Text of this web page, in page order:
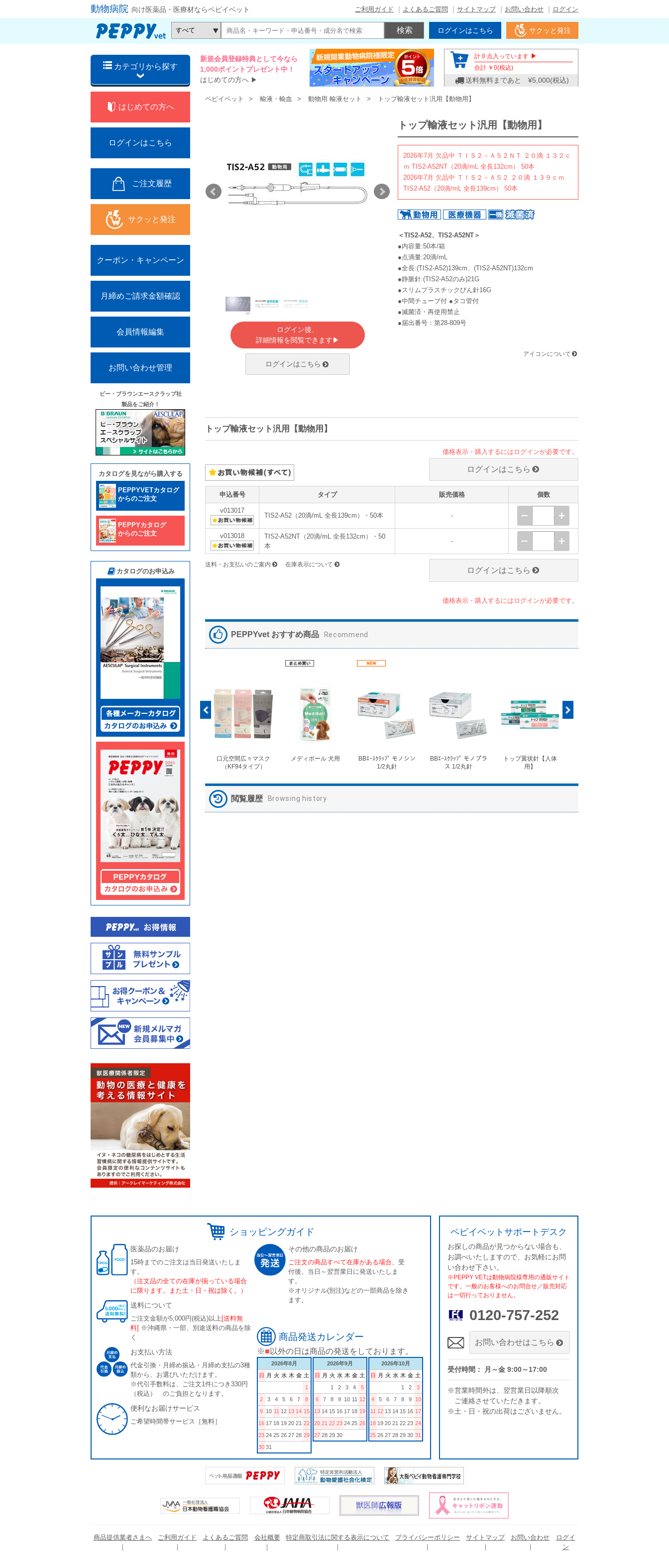
動物病院 向け医薬品・医療材ならペピイベット ご利用ガイド よくあるご質問 サイトマップ お問い合わせ ログイン
ログインはこちら サクッと発注
カテゴリから探す
新規会員登録特典として今なら
1,000ポイントプレゼント中！
はじめての方へ ▶
計 0 点入っています ▶
合計 ￥ 0(税込)
送料無料まであと ¥5,000(税込)
はじめての方へ
ログインはこちら
ご注文履歴
サクッと発注
クーポン・キャンペーン
月締めご請求金額確認
会員情報編集
お問い合わせ管理
ビー・ブラウンエースクラップ社
製品をご紹介！
カタログを見ながら購入する
PEPPYVETカタログ
からのご注文
PEPPYカタログ
からのご注文
カタログのお申込み
ペピイベット 輸液・輸血 動物用 輸液セット トップ輸液セット汎用【動物用】
ログイン後、
詳細情報を閲覧できます▶
ログインはこちら
トップ輸液セット汎用【動物用】
2026年7月 欠品中 ＴＩＳ２－Ａ５２ＮＴ ２０滴 １３２ｃ
ｍ TIS2-A52NT（20滴/mL 全長132cm） 50本
2026年7月 欠品中 ＴＩＳ２－Ａ５２ ２０滴 １３９ｃｍ
TIS2-A52（20滴/mL 全長139cm） 50本
＜TIS2-A52、TIS2-A52NT＞
●内容量:50本/箱
●点滴量:20滴/mL
●全長:(TIS2-A52)139cm、(TIS2-A52NT)132cm
●静脈針:(TIS2-A52のみ)21G
●スリムプラスチックびん針16G
●中間チューブ付 ●タコ管付
●滅菌済・再使用禁止
●届出番号：第28-809号
アイコンについて
トップ輸液セット汎用【動物用】
価格表示・購入するにはログインが必要です。
ログインはこちら
申込番号 タイプ 販売価格 個数
v013017
TIS2-A52（20滴/mL 全長139cm）・50本 -
v013018
TIS2-A52NT（20滴/mL 全長132cm）・50
本
-
送料・お支払いのご案内 在庫表示について
ログインはこちら
価格表示・購入するにはログインが必要です。
PEPPYvet おすすめ商品 Recommend
◆劇)ｲｿﾌﾙﾗﾝ吸入麻酔
液｢VTRS｣ ｳﾞｨｱﾄﾘｽ...
ペピイマジカルシーツ
（中厚型ペットシー
ツ）
口元空間広々マスク
（KF94タイプ）
メディボール 犬用
BBｴｰｽｸﾗｯﾌﾟ モノシン
1/2丸針
BBｴｰｽｸﾗｯﾌﾟ モノプラ
ス 1/2丸針
トップ翼状針【人体
用】
閲覧履歴 Browsing history
ショッピングガイド
医薬品のお届け
15時までのご注文は当日発送いたしま
す。
（注文品の全ての在庫が揃っている場合
に限ります。また土・日・祝は除く。）
送料について
ご注文金額が5,000円(税込)以上 [送料無
料] ※沖縄県・一部、別途送料の商品を除
く
お支払い方法
代金引換・月締め振込・月締め支払の3種
類から、お選びいただけます。
※代引手数料は、ご注文1件につき330円
（税込） のご負担となります。
便利なお届けサービス
ご希望時間帯サービス［無料］
その他の商品のお届け
ご注文の商品すべて在庫がある場合、 受
付後、当日～翌営業日に発送いたしま
す。
※オリジナル(別注)などの一部商品を除き
ます。
商品発送カレンダー
※■以外の日は商品の発送をしております。
2026年8月
日 月 火 水 木 金 土
1
2
3 4 5 6 7
8
9 10 11 12 13 14 15
16 17 18 19 20 21 22
23 24 25 26 27 28 29
30 31
2026年9月
日 月 火 水 木 金 土
1
2 3 4
5
6
7 8 9 10 11 12
13 14 15 16 17 18 19
20 21 22 23 24 25 26
27 28 29 30
2026年10月
日 月 火 水 木 金 土
1
2
3
4
5 6 7 8 9
10
11 12 13 14 15 16 17
18 19 20 21 22 23 24
25 26 27 28 29 30 31
ペピイベットサポートデスク
お探しの商品が見つからない場合も、
お調べいたしますので、お気軽にお問
い合わせ下さい。
※PEPPY VETは動物病院様専用の通販サイト
です。一般のお客様へのお問合せ／販売対応
は一切行っておりません。
0120-757-252
お問い合わせはこちら
受付時間： 月～金 9:00～17:00
※営業時間外は、翌営業日以降順次
ご連絡させていただきます。
※土・日・祝の出荷はございません。
商品提供業者さまへ ご利用ガイド よくあるご質問 会社概要 特定商取引法に関する表示について プライバシーポリシー サイトマップ お問い合わせ
ログイ
ン